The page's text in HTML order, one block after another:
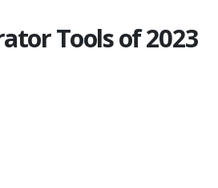
Tools of 2023